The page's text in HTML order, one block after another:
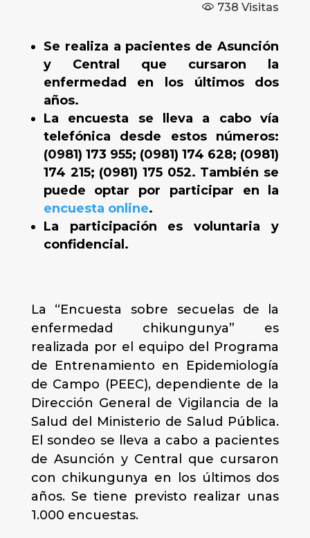
738 Visitas
Se realiza a pacientes de Asunción
y Central que cursaron la
enfermedad en los últimos dos
años.
La encuesta se lleva a cabo vía
telefónica desde estos números:
(0981) 173 955; (0981) 174 628; (0981)
174 215; (0981) 175 052. También se
puede optar por participar en la
encuesta online.
La participación es voluntaria y
confidencial.
La “Encuesta sobre secuelas de la
enfermedad chikungunya” es
realizada por el equipo del Programa
de Entrenamiento en Epidemiología
de Campo (PEEC), dependiente de la
Dirección General de Vigilancia de la
Salud del Ministerio de Salud Pública.
El sondeo se lleva a cabo a pacientes
de Asunción y Central que cursaron
con chikungunya en los últimos dos
años. Se tiene previsto realizar unas
1.000 encuestas.